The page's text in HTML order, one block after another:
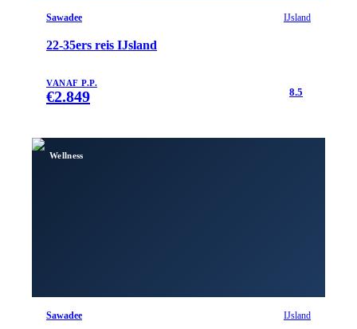
Sawadee IJsland
22-35ers reis IJsland
VANAF P.P.
€2.849 8.5
Wellness
Sawadee IJsland